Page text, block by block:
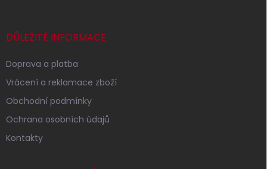
DŮLEŽITÉ INFORMACE
Doprava a platba
Vrácení a reklamace zboží
Obchodní podmínky
Ochrana osobních údajů
Kontakty